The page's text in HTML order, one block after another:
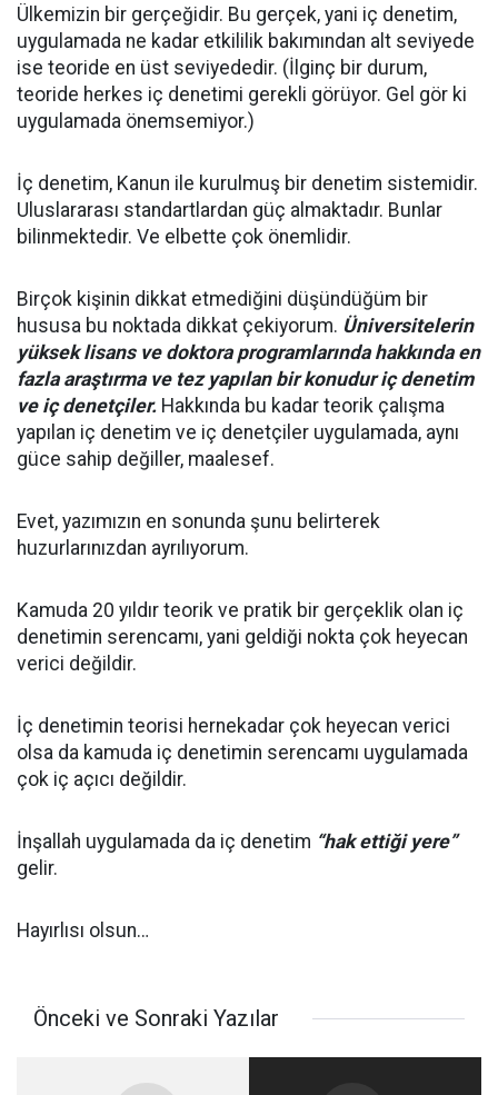
Ülkemizin bir gerçeğidir. Bu gerçek, yani iç denetim,
uygulamada ne kadar etkililik bakımından alt seviyede
ise teoride en üst seviyededir. (İlginç bir durum,
teoride herkes iç denetimi gerekli görüyor. Gel gör ki
uygulamada önemsemiyor.)
İç denetim, Kanun ile kurulmuş bir denetim sistemidir.
Uluslararası standartlardan güç almaktadır. Bunlar
bilinmektedir. Ve elbette çok önemlidir.
Birçok kişinin dikkat etmediğini düşündüğüm bir
hususa bu noktada dikkat çekiyorum. Üniversitelerin
yüksek lisans ve doktora programlarında hakkında en
fazla araştırma ve tez yapılan bir konudur iç denetim
ve iç denetçiler. Hakkında bu kadar teorik çalışma
yapılan iç denetim ve iç denetçiler uygulamada, aynı
güce sahip değiller, maalesef.
Evet, yazımızın en sonunda şunu belirterek
huzurlarınızdan ayrılıyorum.
Kamuda 20 yıldır teorik ve pratik bir gerçeklik olan iç
denetimin serencamı, yani geldiği nokta çok heyecan
verici değildir.
İç denetimin teorisi hernekadar çok heyecan verici
olsa da kamuda iç denetimin serencamı uygulamada
çok iç açıcı değildir.
İnşallah uygulamada da iç denetim “hak ettiği yere”
gelir.
Hayırlısı olsun…
Önceki ve Sonraki Yazılar